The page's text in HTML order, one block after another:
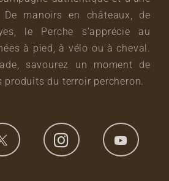
De manoirs en châteaux, de
le Perche s’apprécie au
à pied, à vélo ou à cheval.
savourez un moment de
produits du terroir percheron.